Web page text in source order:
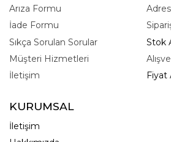
Arıza Formu
İade Formu
Sıkça Sorulan Sorular
Müşteri Hizmetleri
İletişim
Stok
Fiyat
KURUMSAL
İletişim